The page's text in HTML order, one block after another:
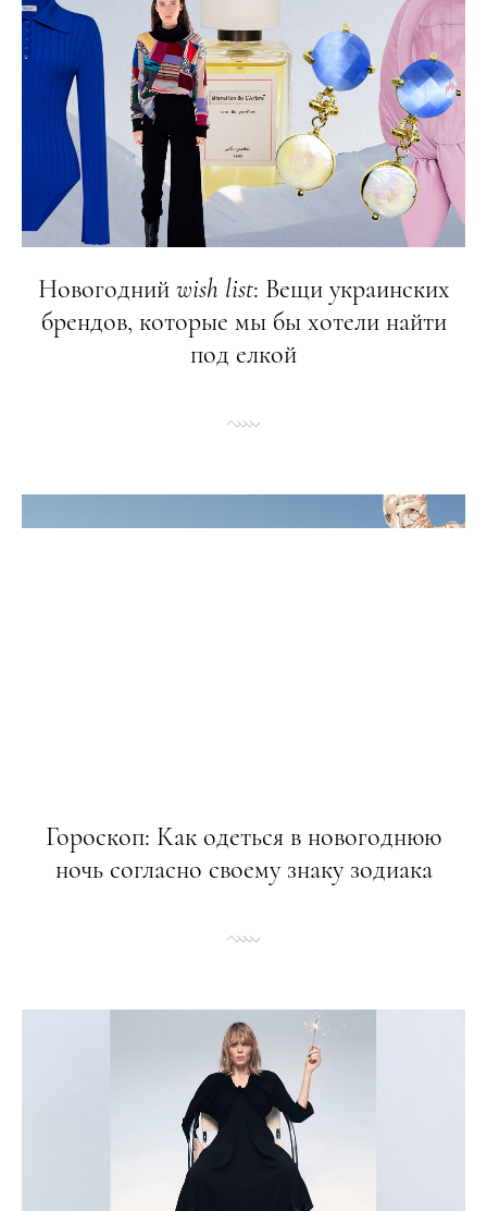
Новогодний wish list: Вещи украинских
брендов, которые мы бы хотели найти
под елкой
Гороскоп: Как одеться в новогоднюю
ночь согласно своему знаку зодиака